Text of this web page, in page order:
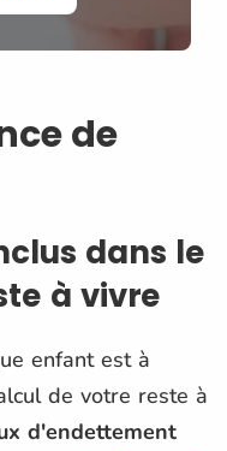
de
dans le
à vivre
enfant est à
de votre reste à
d'endettement